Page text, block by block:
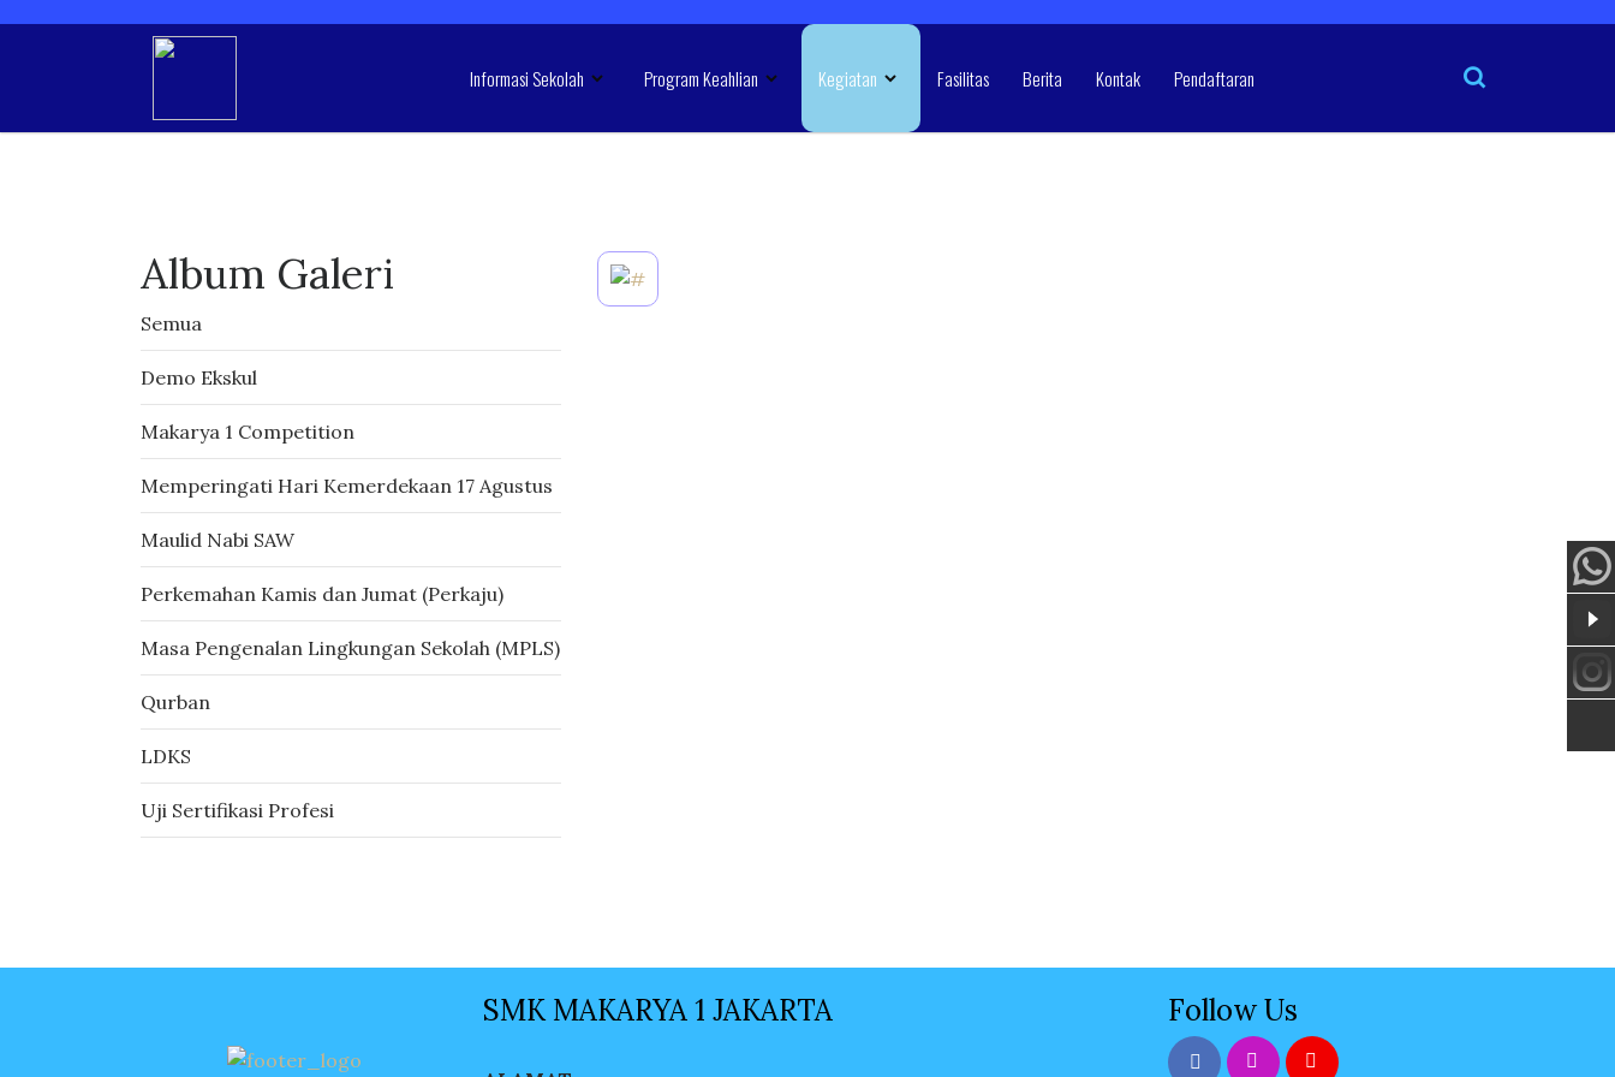
Informasi Sekolah Program Keahlian Kegiatan Fasilitas Berita Kontak Pendaftaran
Album Galeri
Semua
Demo Ekskul
Makarya 1 Competition
Memperingati Hari Kemerdekaan 17 Agustus
Maulid Nabi SAW
Perkemahan Kamis dan Jumat (Perkaju)
Masa Pengenalan Lingkungan Sekolah (MPLS)
Qurban
LDKS
Uji Sertifikasi Profesi
SMK MAKARYA 1 JAKARTA Follow Us